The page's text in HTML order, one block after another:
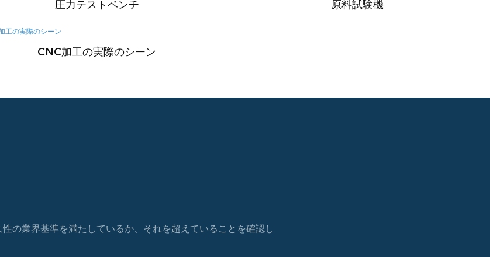
圧力テストベンチ 原料試験機
CNC加工の実際のシーン
の業界基準を満たしているか、それを超えていることを確認し